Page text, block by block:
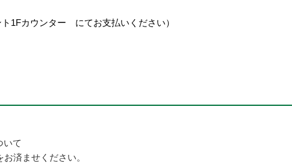
1Fカウンター にてお支払いください）
いて
済ませください。